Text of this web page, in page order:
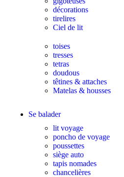
décorations
tirelires
Ciel de lit
toises
tresses
tetras
doudous
têtines & attaches
Matelas & housses
Se balader
lit voyage
poncho de voyage
poussettes
siège auto
tapis nomades
chancelières